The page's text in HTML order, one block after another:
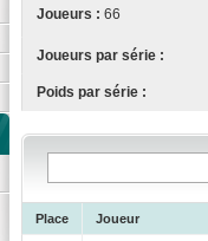
Joueurs : 66
Joueurs par série :
Poids par série :
Place Joueur